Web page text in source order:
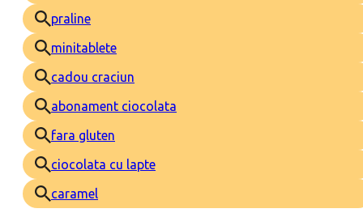
praline
minitablete
cadou craciun
abonament ciocolata
fara gluten
ciocolata cu lapte
caramel